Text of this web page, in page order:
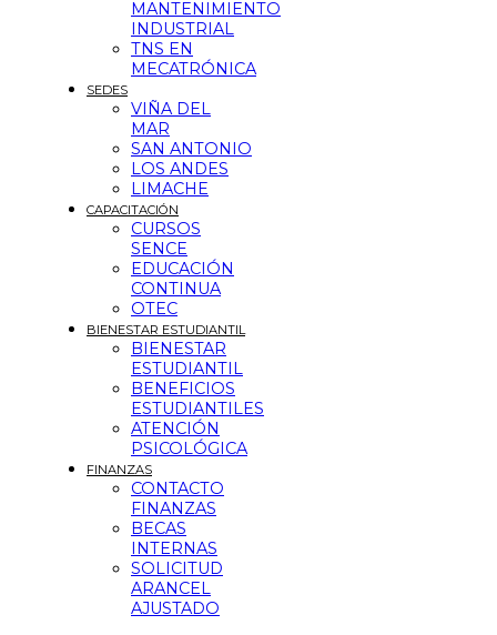
MANTENIMIENTO
INDUSTRIAL
TNS EN
MECATRÓNICA
SEDES
VIÑA DEL
MAR
SAN ANTONIO
LOS ANDES
LIMACHE
CAPACITACIÓN
CURSOS
SENCE
EDUCACIÓN
CONTINUA
OTEC
BIENESTAR ESTUDIANTIL
BIENESTAR
ESTUDIANTIL
BENEFICIOS
ESTUDIANTILES
ATENCIÓN
PSICOLÓGICA
FINANZAS
CONTACTO
FINANZAS
BECAS
INTERNAS
SOLICITUD
ARANCEL
AJUSTADO